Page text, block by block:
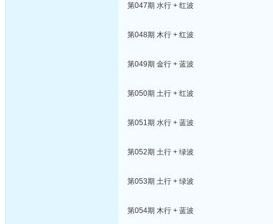
第047期 水行 + 红波
第048期 木行 + 红波
第049期 金行 + 蓝波
第050期 土行 + 红波
第051期 水行 + 蓝波
第052期 土行 + 绿波
第053期 土行 + 绿波
第054期 木行 + 蓝波